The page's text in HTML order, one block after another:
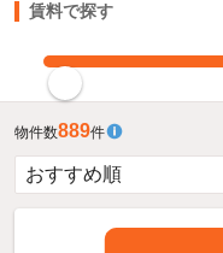
賃料で探す
物件数889件